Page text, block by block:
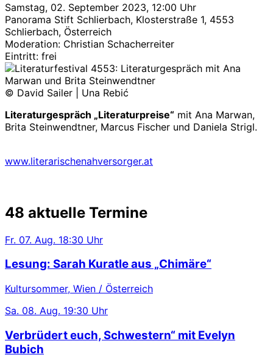
Samstag, 02. September 2023, 12:00 Uhr
Panorama Stift Schlierbach, Klosterstraße 1, 4553
Schlierbach, Österreich
Moderation: Christian Schacherreiter
Eintritt: frei
© David Sailer | Una Rebić
Literaturgespräch „Literaturpreise“ mit Ana Marwan,
Brita Steinwendtner, Marcus Fischer und Daniela Strigl.
www.literarischenahversorger.at
48 aktuelle Termine
Fr. 07. Aug. 18:30 Uhr
Lesung: Sarah Kuratle aus „Chimäre“
Kultursommer, Wien / Österreich
Sa. 08. Aug. 19:30 Uhr
Verbrüdert euch, Schwestern“ mit Evelyn
Bubich